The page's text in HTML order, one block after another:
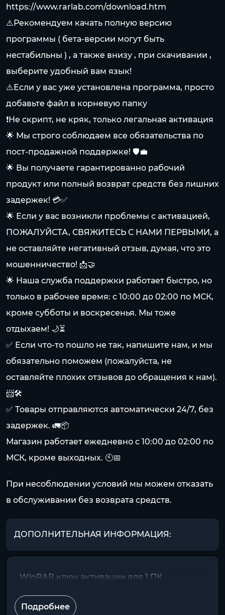
https://www.rarlab.com/download.htm
⚠️Рекомендуем качать полную версию
программы ( бета-версии могут быть
нестабильны ) , а также внизу , при скачивании ,
выберите удобный вам язык!
⚠️Если у вас уже установлена программа, просто
добавьте файл в корневую папку
❗Не скрипт, не кряк, только легальная активация
🌟 Мы строго соблюдаем все обязательства по
пост-продажной поддержке! 🛡️💼
🌟 Вы получаете гарантированно рабочий
продукт или полный возврат средств без лишних
задержек! 💳✅
🌟 Если у вас возникли проблемы с активацией,
ПОЖАЛУЙСТА, СВЯЖИТЕСЬ С НАМИ ПЕРВЫМИ, а
не оставляйте негативный отзыв, думая, что это
мошенничество! 📩🤝
🌟 Наша служба поддержки работает быстро, но
только в рабочее время: с 10:00 до 02:00 по МСК,
кроме субботы и воскресенья. Мы тоже
отдыхаем! 🌙⏳
✅ Если что-то пошло не так, напишите нам, и мы
обязательно поможем (пожалуйста, не
оставляйте плохих отзывов до обращения к нам).
📨🛠️
✅ Товары отправляются автоматически 24/7, без
задержек. 🚛📦
Магазин работает ежедневно с 10:00 до 02:00 по
МСК, кроме выходных. 🕙📅
При несоблюдении условий мы можем отказать
в обслуживании без возврата средств.
ДОПОЛНИТЕЛЬНАЯ ИНФОРМАЦИЯ:
WinRAR ключ активации для 1 ПК
Подробнее